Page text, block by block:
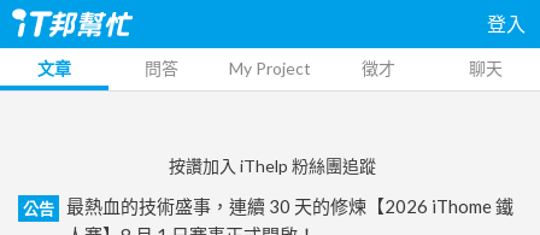
登入
文章 問答 My Project 徵才 聊天
按讚加入 iThelp 粉絲團追蹤
公告
最熱血的技術盛事，連續 30 天的修煉【2026 iThome 鐵